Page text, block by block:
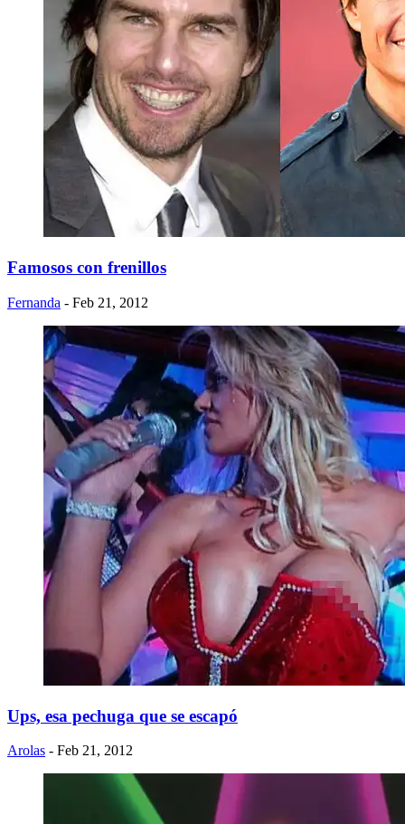
Famosos con frenillos
Fernanda - Feb 21, 2012
Ups, esa pechuga que se escapó
Arolas - Feb 21, 2012